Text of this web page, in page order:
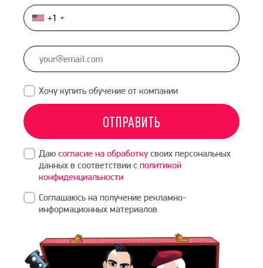
United
States
+1
+1
Хочу купить обучение от компании
ОТПРАВИТЬ
Даю согласие на обработкусвоих персональных
данных в соответствии с политикой
конфиденциальности
Соглашаюсь на получение рекламно-
информационных материалов